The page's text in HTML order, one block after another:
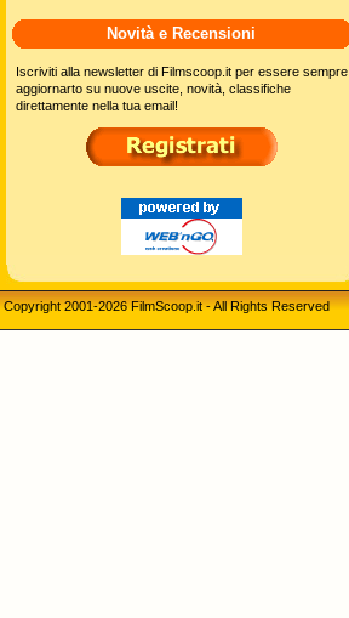
Novità e Recensioni
Iscriviti alla newsletter di Filmscoop.it per essere sempre
aggiornarto su nuove uscite, novità, classifiche
direttamente nella tua email!
Copyright 2001-2026 FilmScoop.it - All Rights Reserved